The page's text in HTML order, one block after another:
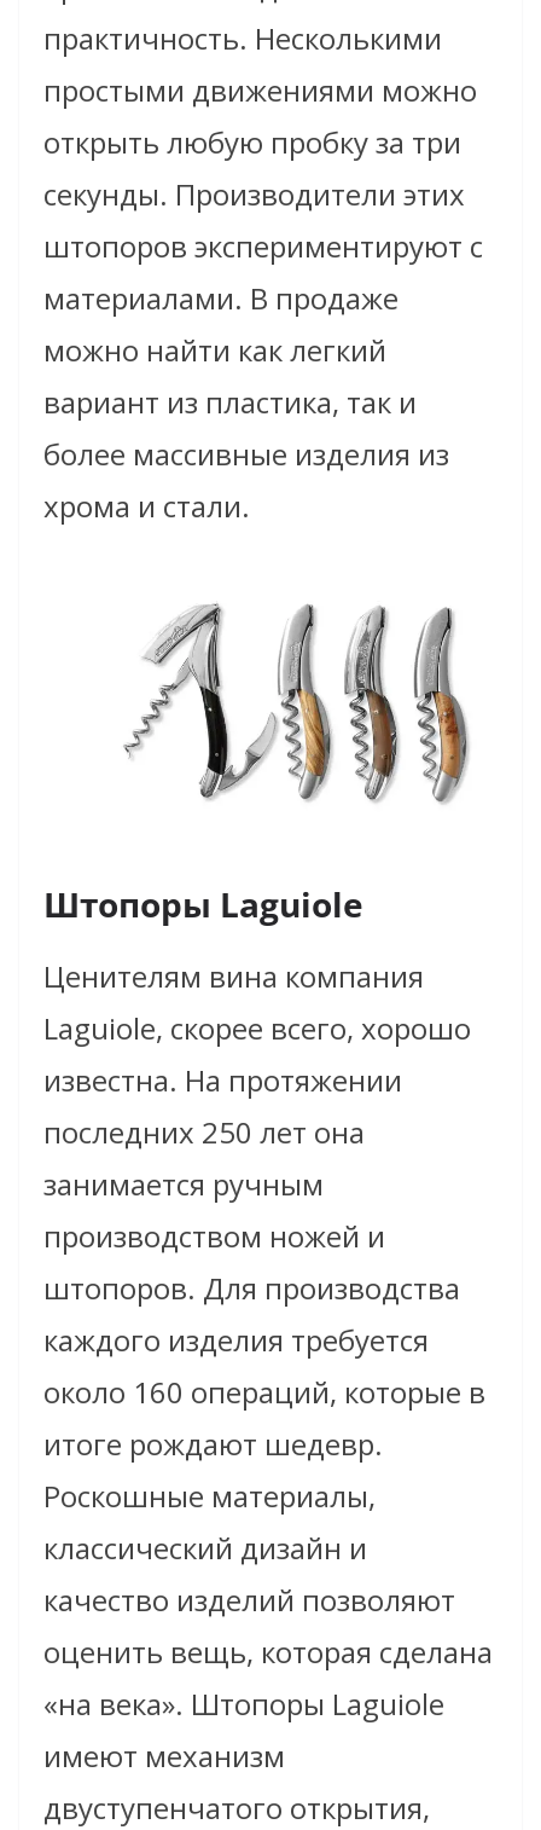
практичность. Несколькими
простыми движениями можно
открыть любую пробку за три
секунды. Производители этих
штопоров экспериментируют с
материалами. В продаже
можно найти как легкий
вариант из пластика, так и
более массивные изделия из
хрома и стали.
Штопоры Laguiole
Ценителям вина компания
Laguiole, скорее всего, хорошо
известна. На протяжении
последних 250 лет она
занимается ручным
производством ножей и
штопоров. Для производства
каждого изделия требуется
около 160 операций, которые в
итоге рождают шедевр.
Роскошные материалы,
классический дизайн и
качество изделий позволяют
оценить вещь, которая сделана
«на века». Штопоры Laguiole
имеют механизм
двуступенчатого открытия,